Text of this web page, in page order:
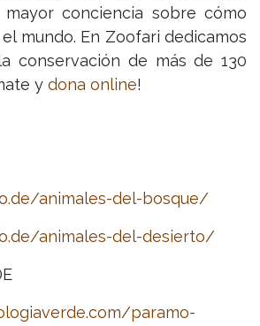
conciencia sobre cómo
mundo. En Zoofari dedicamos
conservación de más de 130
y dona online!
animales-del-bosque/
animales-del-desierto/
paramo-